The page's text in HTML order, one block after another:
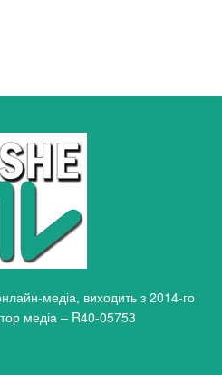
медіа, виходить з 2014-го
медіа – R40-05753